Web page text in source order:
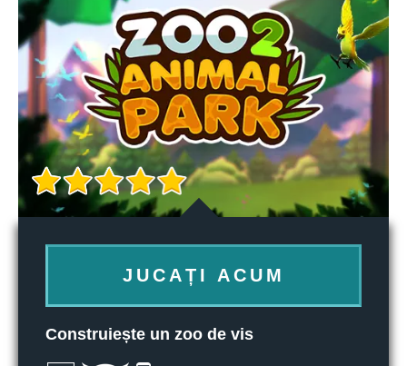
JUCAȚI ACUM
Construiește un zoo de vis